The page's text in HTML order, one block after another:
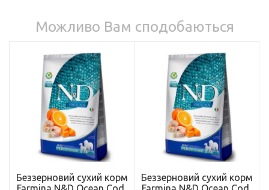
Можливо Вам сподобаються
Беззерновий сухий корм
Беззерновий сухий корм